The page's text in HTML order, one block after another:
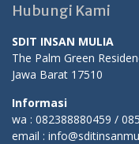
Hubungi Kami
SDIT INSAN MULIA
The Palm Green
Jawa Barat 17510
Informasi
wa : 082388880459 /
email :